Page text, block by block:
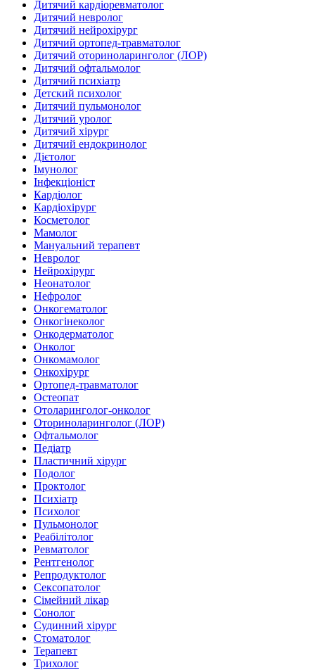
Дитячий кардіоревматолог
Дитячий невролог
Дитячий нейрохірург
Дитячий ортопед-травматолог
Дитячий оториноларинголог (ЛОР)
Дитячий офтальмолог
Дитячий психіатр
Детский психолог
Дитячий пульмонолог
Дитячий уролог
Дитячий хірург
Дитячий ендокринолог
Дієтолог
Імунолог
Інфекціоніст
Кардіолог
Кардіохірург
Косметолог
Мамолог
Мануальний терапевт
Невролог
Нейрохірург
Неонатолог
Нефролог
Онкогематолог
Онкогінеколог
Онкодерматолог
Онколог
Онкомамолог
Онкохірург
Ортопед-травматолог
Остеопат
Отоларинголог-онколог
Оториноларинголог (ЛОР)
Офтальмолог
Педіатр
Пластичний хірург
Подолог
Проктолог
Психіатр
Психолог
Пульмонолог
Реабілітолог
Ревматолог
Рентгенолог
Репродуктолог
Сексопатолог
Сімейний лікар
Сонолог
Судинний хірург
Стоматолог
Терапевт
Трихолог